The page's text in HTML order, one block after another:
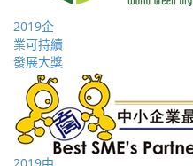
2019企
業可持續
發展大獎